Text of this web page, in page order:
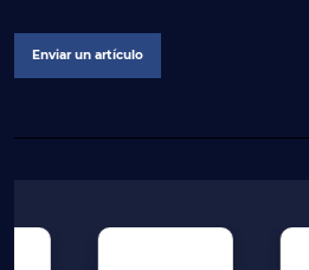
Enviar un artículo